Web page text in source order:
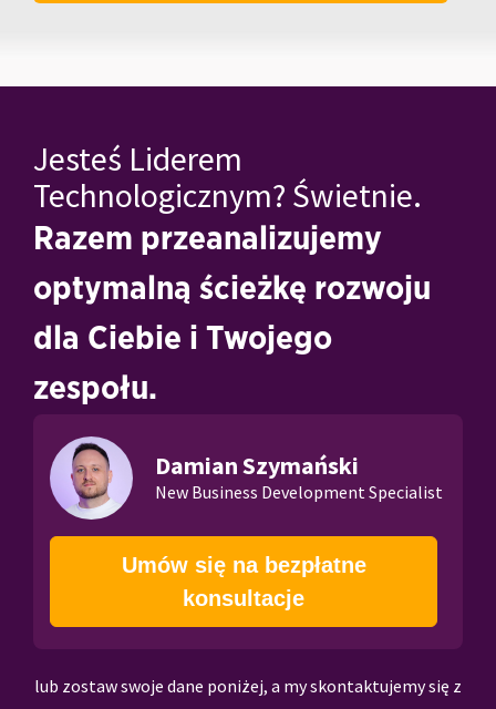
Jesteś Liderem
Technologicznym? Świetnie.
Razem przeanalizujemy
optymalną ścieżkę rozwoju
dla Ciebie i Twojego
zespołu.
Damian Szymański
New Business Development Specialist
Umów się na bezpłatne
konsultacje
lub zostaw swoje dane poniżej, a my skontaktujemy się z